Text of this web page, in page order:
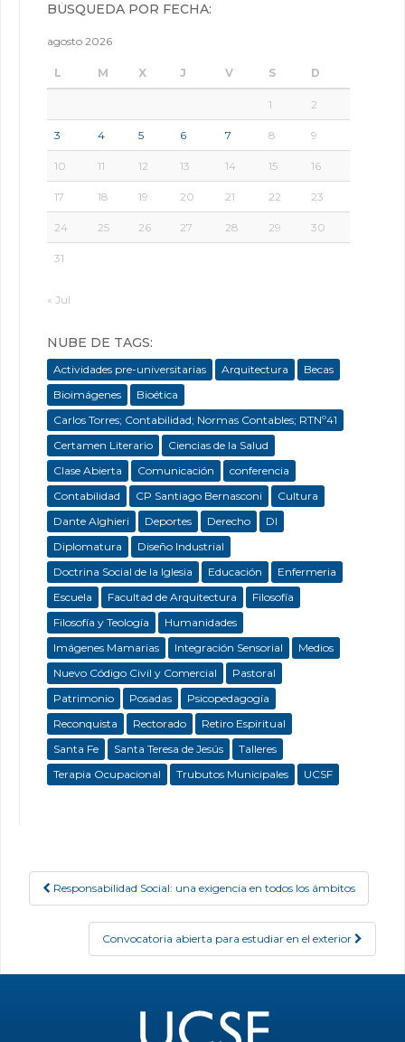
BÚSQUEDA POR FECHA:
agosto 2026
L M X J V S D
1 2
3 4 5 6 7 8 9
10 11 12 13 14 15 16
17 18 19 20 21 22 23
24 25 26 27 28 29 30
31
« Jul
NUBE DE TAGS:
Actividades pre-universitarias Arquitectura
Becas
Bioimágenes
Bioética
Carlos Torres; Contabilidad; Normas Contables; RTNº41
Certamen Literario
Ciencias de la Salud
Clase Abierta
Comunicación
conferencia
Contabilidad
CP Santiago Bernasconi
Cultura
Dante Alghieri
Deportes Derecho
DI
Diplomatura
Diseño Industrial
Doctrina Social de la Iglesia
Educación
Enfermeria
Escuela
Facultad de Arquitectura
Filosofía
Filosofía y Teología
Humanidades
Imágenes Mamarias
Integración Sensorial
Medios
Nuevo Código Civil y Comercial
Pastoral
Patrimonio
Posadas
Psicopedagogía
Reconquista
Rectorado
Retiro Espiritual
Santa Fe
Santa Teresa de Jesús
Talleres
Terapia Ocupacional
Trubutos Municipales UCSF
Post navigation
Responsabilidad Social: una exigencia en todos los ámbitos
Convocatoria abierta para estudiar en el exterior